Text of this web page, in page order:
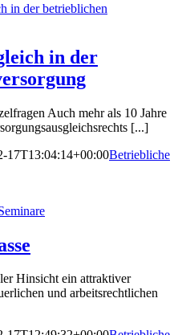
in der
Auch mehr als 10 Jahre
[...]
17T13:04:14+00:00Betriebliche
Hinsicht ein attraktiver
und arbeitsrechtlichen